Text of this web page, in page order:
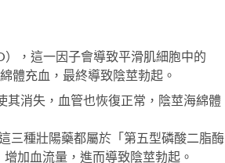
，這一因子會導致平滑肌細胞中的
體充血，最終導致陰莖勃起。
其消失，血管也恢復正常，陰莖海綿體
三種壯陽藥都屬於「第五型磷酸二脂酶
加血流量，進而導致陰莖勃起。